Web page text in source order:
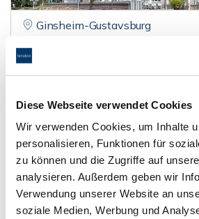
Diese Webseite verwendet Cookies
Wir verwenden Cookies, um Inhalte
personalisieren, Funktionen für
zu können und die Zugriffe auf
analysieren. Außerdem geben wir
Verwendung unserer Website an
soziale Medien, Werbung und
Ginsheim-Gustavsburg
tolles 1 Zimmer - Apartment in
25 m²
1